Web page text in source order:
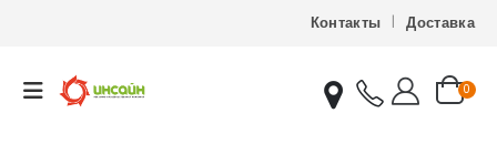
Контакты Доставка
0